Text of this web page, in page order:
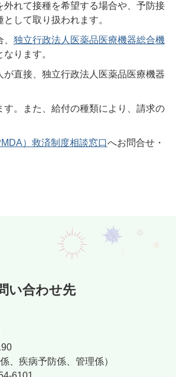
れて接種を希望する場合や、予防接
して取り扱われます。
独立行政法人医薬品医療機器総合機
ります。
直接、独立行政法人医薬品医療機器
。また、給付の種類により、請求の
）救済制度相談窓口へお問合せ・
い合わせ先
、疾病予防係、管理係）